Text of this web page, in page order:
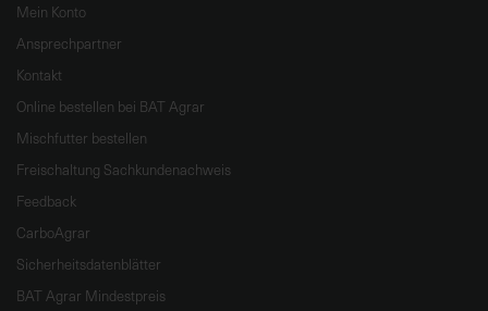
Mein Konto
Ansprechpartner
Kontakt
Online bestellen bei BAT Agrar
Mischfutter bestellen
Freischaltung Sachkundenachweis
Feedback
CarboAgrar
Sicherheitsdatenblätter
BAT Agrar Mindestpreis